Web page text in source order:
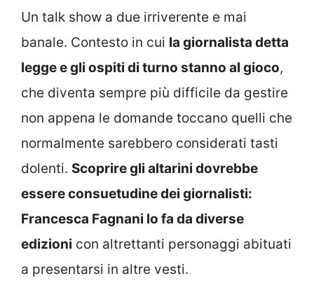
Un talk show a due irriverente e mai
banale. Contesto in cui la giornalista detta
legge e gli ospiti di turno stanno al gioco,
che diventa sempre più difficile da gestire
non appena le domande toccano quelli che
normalmente sarebbero considerati tasti
dolenti. Scoprire gli altarini dovrebbe
essere consuetudine dei giornalisti:
Francesca Fagnani lo fa da diverse
edizioni con altrettanti personaggi abituati
a presentarsi in altre vesti.